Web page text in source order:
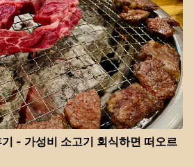
- 가성비 소고기 회식하면 떠오르